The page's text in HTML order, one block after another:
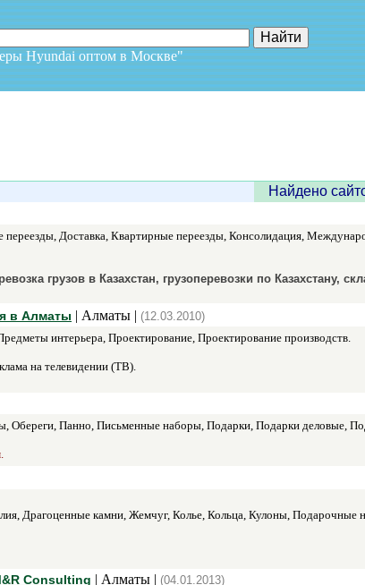
Hyundai оптом в Москве"
Найдено
переезды, Доставка, Квартирные переезды, Консолидация,
грузов в Казахстан, грузоперевозки по Казахстану,
в Алматы | Алматы | (12.03.2010)
интерьера, Проектирование, Проектирование производств.
на телевидении (ТВ).
Обереги, Панно, Письменные наборы, Подарки, Подарки деловые,
Драгоценные камни, Жемчуг, Колье, Кольца, Кулоны, Подарочные
Consulting | Алматы | (04.01.2013)